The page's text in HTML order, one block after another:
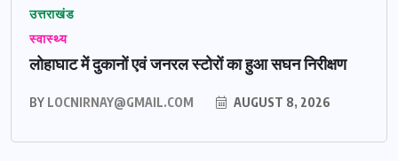
उत्तराखंड
स्वास्थ्य
लोहाघाट में दुकानों एवं जनरल स्टोरों का हुआ सघन निरीक्षण
BY LOCNIRNAY@GMAIL.COM AUGUST 8, 2026